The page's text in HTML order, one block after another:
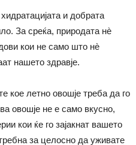
и добрата
За среќа, природата нè
кои не само што нè
нашето здравје.
кое летно овошје треба да го
овошје не е само вкусно,
кои ќе го зајакнат вашето
за целосно да уживате